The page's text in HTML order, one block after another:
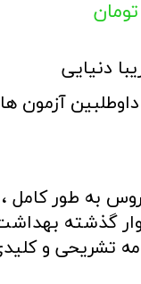
دنیایی
داوطلبین آزمون
به طور کامل
گذشته
تشریحی و